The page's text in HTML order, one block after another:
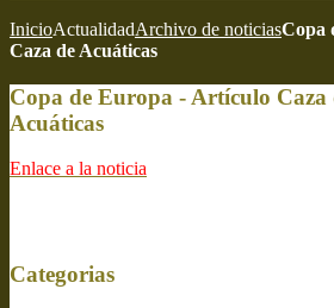
InicioActualidadArchivo de noticiasCopa
Caza de Acuáticas
Copa de Europa - Artículo Caza
Acuáticas
Enlace a la noticia
Categorias